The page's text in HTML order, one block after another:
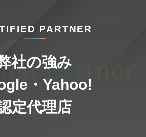
PARTNER
社の強み
・Yahoo!
定代理店